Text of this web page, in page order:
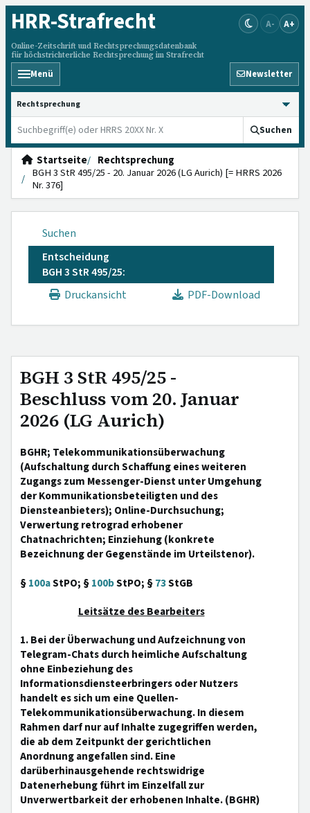
HRR-Strafrecht
Online-Zeitschrift und Rechtsprechungsdatenbank
für höchstrichterliche Rechtsprechung im Strafrecht
A- A+
Menü Newsletter
HRRS durchsuchen
Suchen
Startseite
Rechtsprechung
BGH 3 StR 495/25 - 20. Januar 2026 (LG Aurich) [= HRRS 2026
Nr. 376]
Suchen
Entscheidung
BGH 3 StR 495/25:
Druckansicht
PDF-Download
BGH 3 StR 495/25 -
Beschluss vom 20. Januar
2026 (LG Aurich)
BGHR; Telekommunikationsüberwachung
(Aufschaltung durch Schaffung eines weiteren
Zugangs zum Messenger-Dienst unter Umgehung
der Kommunikationsbeteiligten und des
Diensteanbieters); Online-Durchsuchung;
Verwertung retrograd erhobener
Chatnachrichten; Einziehung (konkrete
Bezeichnung der Gegenstände im Urteilstenor).
§100aStPO; §100bStPO; §73StGB
Leitsätze des Bearbeiters
1. Bei der Überwachung und Aufzeichnung von
Telegram-Chats durch heimliche Aufschaltung
ohne Einbeziehung des
Informationsdiensteerbringers oder Nutzers
handelt es sich um eine Quellen-
Telekommunikationsüberwachung. In diesem
Rahmen darf nur auf Inhalte zugegriffen werden,
die ab dem Zeitpunkt der gerichtlichen
Anordnung angefallen sind. Eine
darüberhinausgehende rechtswidrige
Datenerhebung führt im Einzelfall zur
Unverwertbarkeit der erhobenen Inhalte. (BGHR)